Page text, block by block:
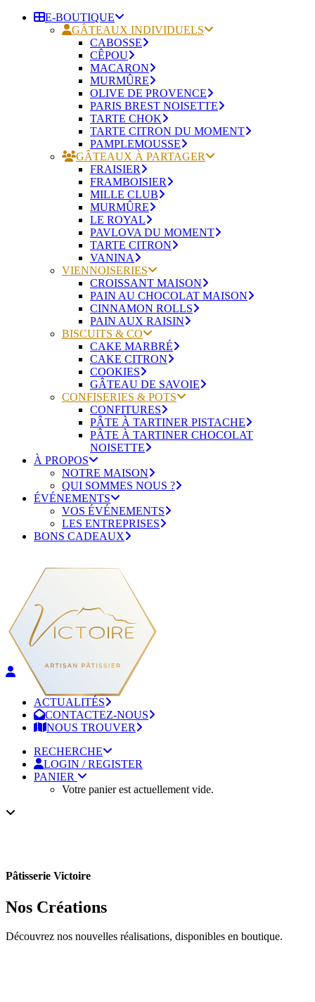
E-BOUTIQUE
GÂTEAUX INDIVIDUELS
CABOSSE
CÊPOU
MACARON
MURMÛRE
OLIVE DE PROVENCE
PARIS BREST NOISETTE
TARTE CHOK
TARTE CITRON DU MOMENT
PAMPLEMOUSSE
GÂTEAUX À PARTAGER
FRAISIER
FRAMBOISIER
MILLE CLUB
MURMÛRE
LE ROYAL
PAVLOVA DU MOMENT
TARTE CITRON
VANINA
VIENNOISERIES
CROISSANT MAISON
PAIN AU CHOCOLAT MAISON
CINNAMON ROLLS
PAIN AUX RAISIN
BISCUITS & CO
CAKE MARBRÉ
CAKE CITRON
COOKIES
GÂTEAU DE SAVOIE
CONFISERIES & POTS
CONFITURES
PÂTE À TARTINER PISTACHE
PÂTE À TARTINER CHOCOLAT
NOISETTE
À PROPOS
NOTRE MAISON
QUI SOMMES NOUS ?
ÉVÉNEMENTS
VOS ÉVÉNEMENTS
LES ENTREPRISES
BONS CADEAUX
ACTUALITÉS
CONTACTEZ-NOUS
NOUS TROUVER
RECHERCHE
LOGIN / REGISTER
PANIER
Votre panier est actuellement vide.
Pâtisserie Victoire
Nos Créations
Découvrez nos nouvelles réalisations, disponibles en boutique.